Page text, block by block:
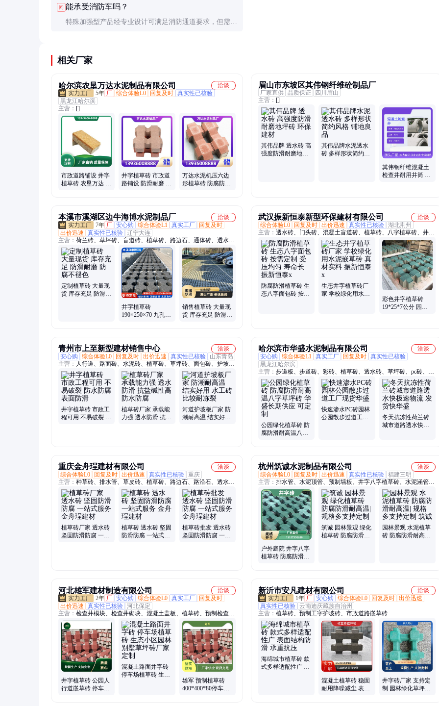
问 能承受消防车吗？
特殊加强型产品经专业设计可满足消防通道要求，但需提
相关厂家
哈尔滨农垦万达水泥制品有限公司
洽谈
5年 厂 综合体验L0 回复及时 真实性已核验
黑龙江哈尔滨
主营： []
市政道路铺设 井字
植草砖 农垦万达 定
井字植草砖 市政道
路铺设 防滑耐磨 农
万达水泥机压六边
形植草砖 防腐防滑
眉山市东坡区其伟钢纤维砼制品厂
厂家直供 品质保证
四川眉山
主营： []
其伟品牌 透水砖 高
强度防滑耐磨地坪
其伟品牌水泥透水
砖 多样形状简约风
其伟钢纤维混凝土
检查井耐用井筒 施
本溪市溪湖区边牛海博水泥制品厂
洽谈
7年 厂 安心购 综合体验L1 真实工厂
回复及时
出价迅速
真实性已核验 辽宁大连
主营： 荷兰砖、草坪砖、盲道砖、植草砖、路边石、通体砖、透水
砖、实心六角、空心六角、路面彩砖、护坡砖、工字砖、水泥彩砖、
人行路砖、广场砖
定制植草砖 大量现
货 库存充足 防滑耐
井字植草砖
190×250×70 九孔砖
销售植草砖 大量现
货 库存充足 防滑耐
武汉振新恒泰新型环保建材有限公司
洽谈
综合体验L0
回复及时 出价迅速 真实性已核验 湖北荆州
主营： 透水砖、门头砖、混凝土盲道砖、植草砖、八字植草砖、井字
植草砖、护坡砖、实心水泥砖、水泥门头砖、空心水泥砖、挡土砖、
水泥三角砖、渗水砖、排水砖、草坪砖、绿化砖、嵌草砖、海绵砖、
面包砖、透水路面砖、导向砖
防腐防滑植草砖 生
态八字面包砖 按需
生态井字植草砖厂
家 学校绿化用水泥
彩色井字植草砖
19*25*7公分 园林
青州市上至新型建材销售中心
洽谈
安心购
综合体验L0 回复及时 出价迅速 真实性已核验
山东青岛
主营： 人行道、路面砖、水泥砖、植草砖、草坪砖、面包砖、护坡
砖、水工砖、混凝土、路沿石、荷兰砖、护坡板、连锁块、透水砖、
联锁块、水泥花砖、绿化草坪、装饰材料、高压砖机、水泥彩砖、河
道连锁砖、草坪绿化砖、停车场植草、河道衬砌板、草坪井字砖
井字植草砖 市政工
程可用 不易破裂 防
植草砖厂家 承载能
力强 透水防滑 抗盐
河道护坡板厂家 防
潮耐高温 结实好用
哈尔滨市华盛水泥制品有限公司
洽谈
安心购
综合体验L1 真实工厂 回复及时 真实性已核验
黑龙江哈尔滨
主营： 步道板、步道砖、彩砖、植草砖、透水砖、草坪砖、pc砖、仿
石砖、护坡砖、排水槽、U型槽
公园绿化植草砖 防
腐防滑耐高温八字
快速渗水PC砖园林
公园散步过道工厂
冬天抗冻性荷兰砖
城市道路透水快极
重庆金舟珵建材有限公司
洽谈
综合体验L0
回复及时 出价迅速 真实性已核验 重庆
主营： 种草砖、排水管、草皮砖、植草砖、路边石、路沿石、透水
砖、水泥管、检查井、八字砖、矿山石子、马路牙子、平口管道、混
凝土管、桥梁挂板、植草8字砖、水泥生态砖、钢承口井管、光伏水
泥墩、砂子云母沙、污水盖沟板、混凝土平口管、停车场嵌草砖、混
凝土铺地砖、混凝土钢承口管、防霉防潮用石粉
植草砖厂家 透水砖
坚固防滑防腐 一站
植草砖 透水砖 坚固
防滑防腐 一站式服
植草砖批发 透水砖
坚固防滑防腐 一站
杭州筑诚水泥制品有限公司
洽谈
综合体验L0
回复及时 出价迅速 真实性已核验 福建三明
主营： 排水管、水泥顶管、预制墙板、井字八字植草砖、水泥涵管、
钢筋混凝土管、混凝土渗水管、预应力空心板
户外庭院 井字八字
植草砖 防腐防滑耐
筑诚 园林景观 绿化
植草砖 防腐防滑耐
园林景观 水泥植草
砖 防腐防滑耐高温|
河北雄军建材制造有限公司
洽谈
2年 厂 安心购 综合体验L0 真实工厂
回复及时
出价迅速
真实性已核验 河北保定
主营： 检查井模块、检查井砌块、混凝土盖板、植草砖、预制检查
井、草坪砖、护坡砖、路沿石
井字植草砖 公园人
行道嵌草砖 停车场
混凝土路面井字砖
停车场植草砖 生态
雄军 预制植草砖
400*400*80停车场
新沂市安凡建材有限公司
洽谈
1年 厂 安心购 综合体验L0 回复及时 出价迅速
真实性已核验 云南迪庆藏族自治州
主营： 植草砖、预制工字护坡砖、市政道路嵌草砖
海绵城市植草砖 款
式多样适配性广 表
混凝土植草砖 稳固
耐用降噪减尘 表面
井字砖厂家 支持定
制 园林绿化草坪砖